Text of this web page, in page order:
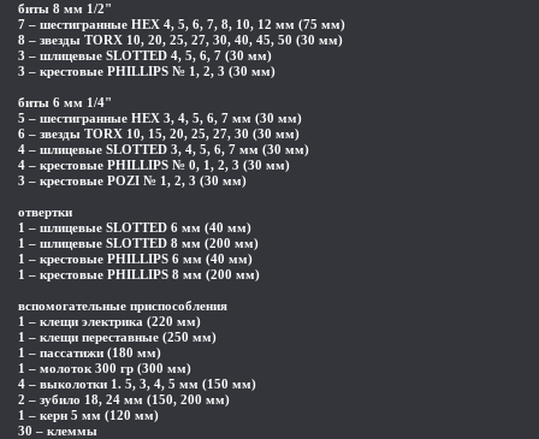
биты 8 мм 1/2"
7 – шестигранные HEX 4, 5, 6, 7, 8, 10, 12 мм (75 мм)
8 – звезды TORX 10, 20, 25, 27, 30, 40, 45, 50 (30 мм)
3 – шлицевые SLOTTED 4, 5, 6, 7 (30 мм)
3 – крестовые PHILLIPS № 1, 2, 3 (30 мм)
биты 6 мм 1/4"
5 – шестигранные HEX 3, 4, 5, 6, 7 мм (30 мм)
6 – звезды TORX 10, 15, 20, 25, 27, 30 (30 мм)
4 – шлицевые SLOTTED 3, 4, 5, 6, 7 мм (30 мм)
4 – крестовые PHILLIPS № 0, 1, 2, 3 (30 мм)
3 – крестовые POZI № 1, 2, 3 (30 мм)
отвертки
1 – шлицевые SLOTTED 6 мм (40 мм)
1 – шлицевые SLOTTED 8 мм (200 мм)
1 – крестовые PHILLIPS 6 мм (40 мм)
1 – крестовые PHILLIPS 8 мм (200 мм)
вспомогательные приспособления
1 – клещи электрика (220 мм)
1 – клещи переставные (250 мм)
1 – пассатижи (180 мм)
1 – молоток 300 гр (300 мм)
4 – выколотки 1. 5, 3, 4, 5 мм (150 мм)
2 – зубило 18, 24 мм (150, 200 мм)
1 – керн 5 мм (120 мм)
30 – клеммы